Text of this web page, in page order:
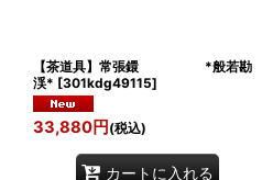
【茶道具】常張鐶 *般若勘
渓* [301kdg49115]
33,880円 (税込)
カートに入れる